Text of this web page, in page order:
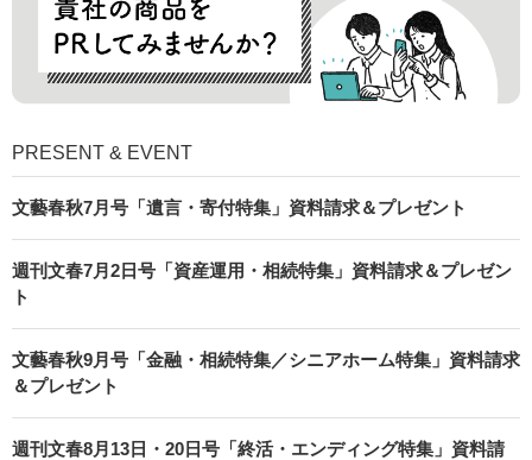
PRESENT & EVENT
文藝春秋7月号「遺言・寄付特集」資料請求＆プレゼント
週刊文春7月2日号「資産運用・相続特集」資料請求＆プレゼン
ト
文藝春秋9月号「金融・相続特集／シニアホーム特集」資料請求
＆プレゼント
週刊文春8月13日・20日号「終活・エンディング特集」資料請